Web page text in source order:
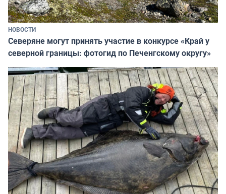
НОВОСТИ
Северяне могут принять участие в конкурсе «Край у
северной границы: фотогид по Печенгскому округу»